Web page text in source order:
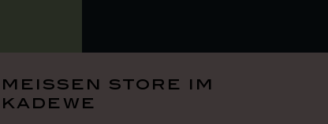
meissen store im
kadewe